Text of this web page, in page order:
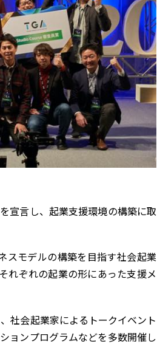
宣言し、起業支援環境の構築に取
スモデルの構築を目指す社会起業
れぞれの起業の形にあった支援メ
社会起業家によるトークイベント
ョンプログラムなどを多数開催し